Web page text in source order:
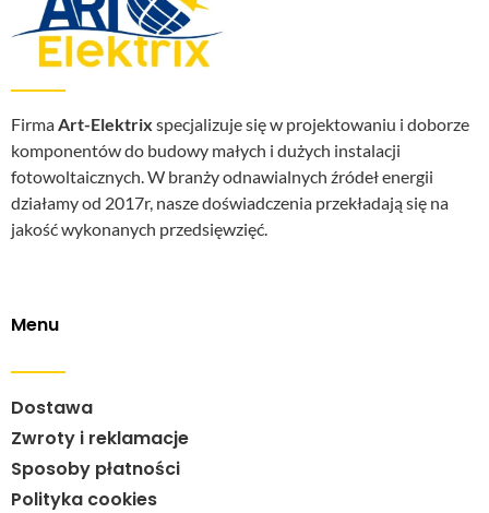
FirmaArt-Elektrix specjalizuje się w projektowaniu i doborze
komponentów do budowy małych i dużych instalacji
fotowoltaicznych. W branży odnawialnych źródeł energii
działamy od 2017r, nasze doświadczenia przekładają się na
jakość wykonanych przedsięwzięć.
Menu
Dostawa
Zwroty i reklamacje
Sposoby płatności
Polityka cookies